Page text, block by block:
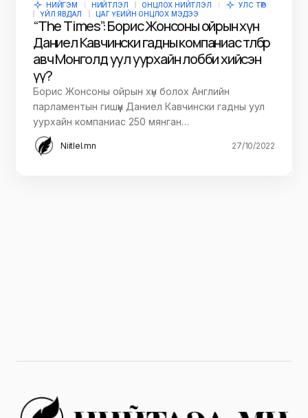
НИЙГЭМ НИЙТЛЭЛ ОНЦЛОХ НИЙТЛЭЛ
УЛС ТӨР
ҮЙЛ ЯВДАЛ
ЦАГ ҮЕИЙН ОНЦЛОХ МЭДЭЭ
“The Times”: Борис Жонсоны ойрын хүн
Даниел Кавчински гадны компаниас төлбөр
авч Монголд уул уурхайн лобби хийсэн
үү?
Борис Жонсоны ойрын хүн болох Английн
парламентын гишүүн Даниел Кавчински гадны уул
уурхайн компаниас 250 мянган…
Niitlel.mn 27/10/2022